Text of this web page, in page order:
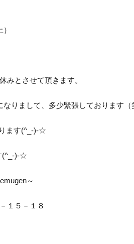
みとさせて頂きます。
りまして、多少緊張しております（
ます(^_-)-☆
(^_-)-☆
～
１５－１８